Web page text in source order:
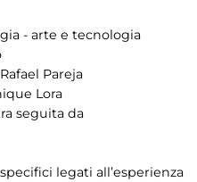
- arte e tecnologia
Pareja
Lora
seguita da
legati all’esperienza